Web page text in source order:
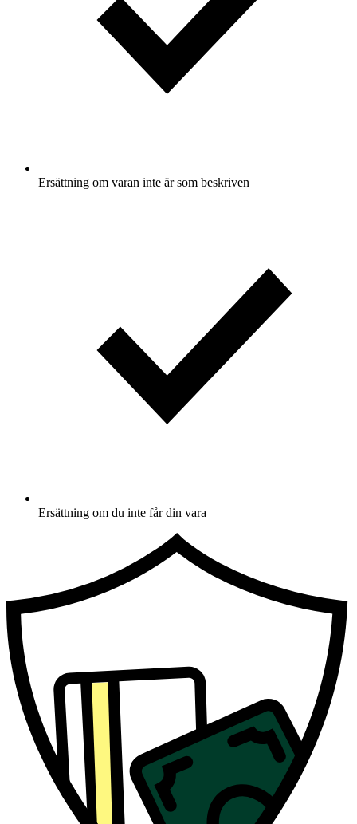
Ersättning om varan inte är som beskriven
Ersättning om du inte får din vara